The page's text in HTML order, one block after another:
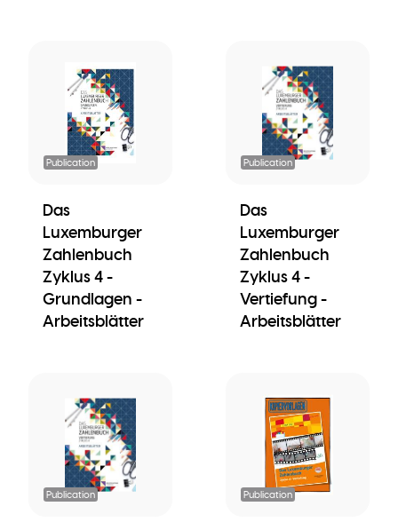
Publication
Das
Luxemburger
Zahlenbuch
Zyklus 4 -
Grundlagen -
Arbeitsblätter
Publication
Das
Luxemburger
Zahlenbuch
Zyklus 4 -
Vertiefung -
Arbeitsblätter
Publication Publication